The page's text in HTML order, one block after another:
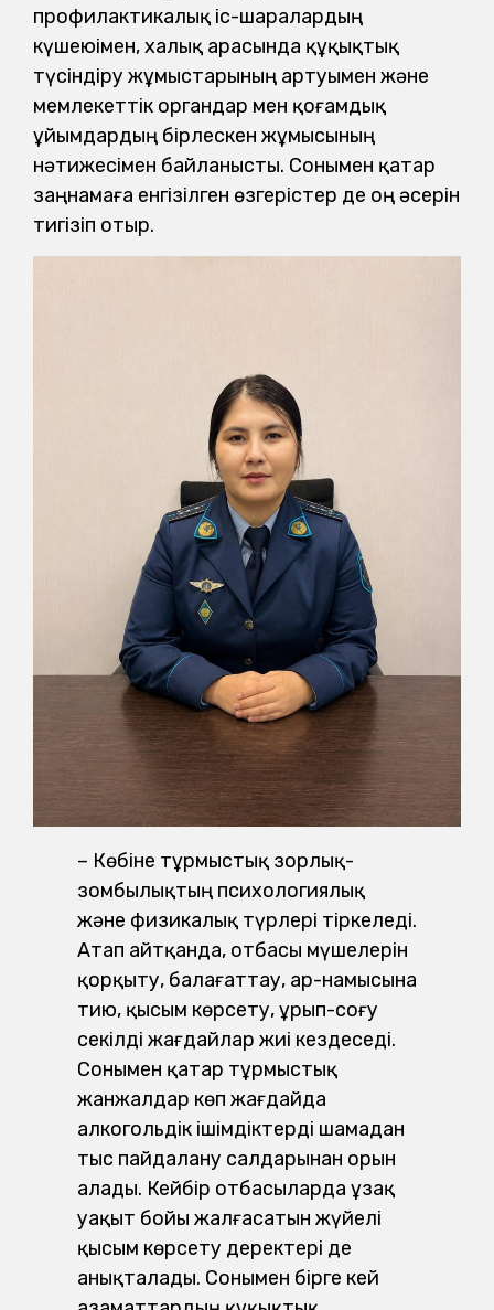
профилактикалық іс-шаралардың
күшеюімен, халық арасында құқықтық
түсіндіру жұмыстарының артуымен және
мемлекеттік органдар мен қоғамдық
ұйымдардың бірлескен жұмысының
нәтижесімен байланысты. Сонымен қатар
заңнамаға енгізілген өзгерістер де оң әсерін
тигізіп отыр.
– Көбіне тұрмыстық зорлық-
зомбылықтың психологиялық
және физикалық түрлері тіркеледі.
Атап айтқанда, отбасы мүшелерін
қорқыту, балағаттау, ар-намысына
тию, қысым көрсету, ұрып-соғу
секілді жағдайлар жиі кездеседі.
Сонымен қатар тұрмыстық
жанжалдар көп жағдайда
алкогольдік ішімдіктерді шамадан
тыс пайдалану салдарынан орын
алады. Кейбір отбасыларда ұзақ
уақыт бойы жалғасатын жүйелі
қысым көрсету деректері де
анықталады. Сонымен бірге кей